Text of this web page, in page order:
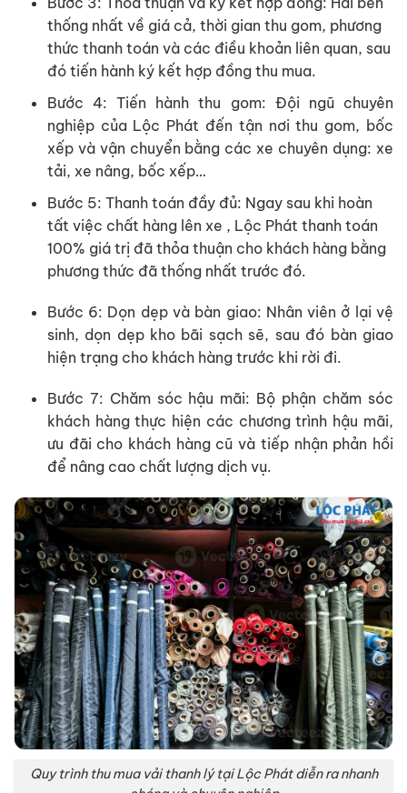
thống nhất về giá cả, thời gian thu gom, phương
thức thanh toán và các điều khoản liên quan, sau
đó tiến hành ký kết hợp đồng thu mua.
Bước 4: Tiến hành thu gom: Đội ngũ chuyên
nghiệp của Lộc Phát đến tận nơi thu gom, bốc
xếp và vận chuyển bằng các xe chuyên dụng: xe
tải, xe nâng, bốc xếp…
Bước 5: Thanh toán đầy đủ: Ngay sau khi hoàn
tất việc chất hàng lên xe , Lộc Phát thanh toán
100% giá trị đã thỏa thuận cho khách hàng bằng
phương thức đã thống nhất trước đó.
Bước 6: Dọn dẹp và bàn giao: Nhân viên ở lại vệ
sinh, dọn dẹp kho bãi sạch sẽ, sau đó bàn giao
hiện trạng cho khách hàng trước khi rời đi.
Bước 7: Chăm sóc hậu mãi: Bộ phận chăm sóc
khách hàng thực hiện các chương trình hậu mãi,
ưu đãi cho khách hàng cũ và tiếp nhận phản hồi
để nâng cao chất lượng dịch vụ.
Quy trình thu mua vải thanh lý tại Lộc Phát diễn ra nhanh